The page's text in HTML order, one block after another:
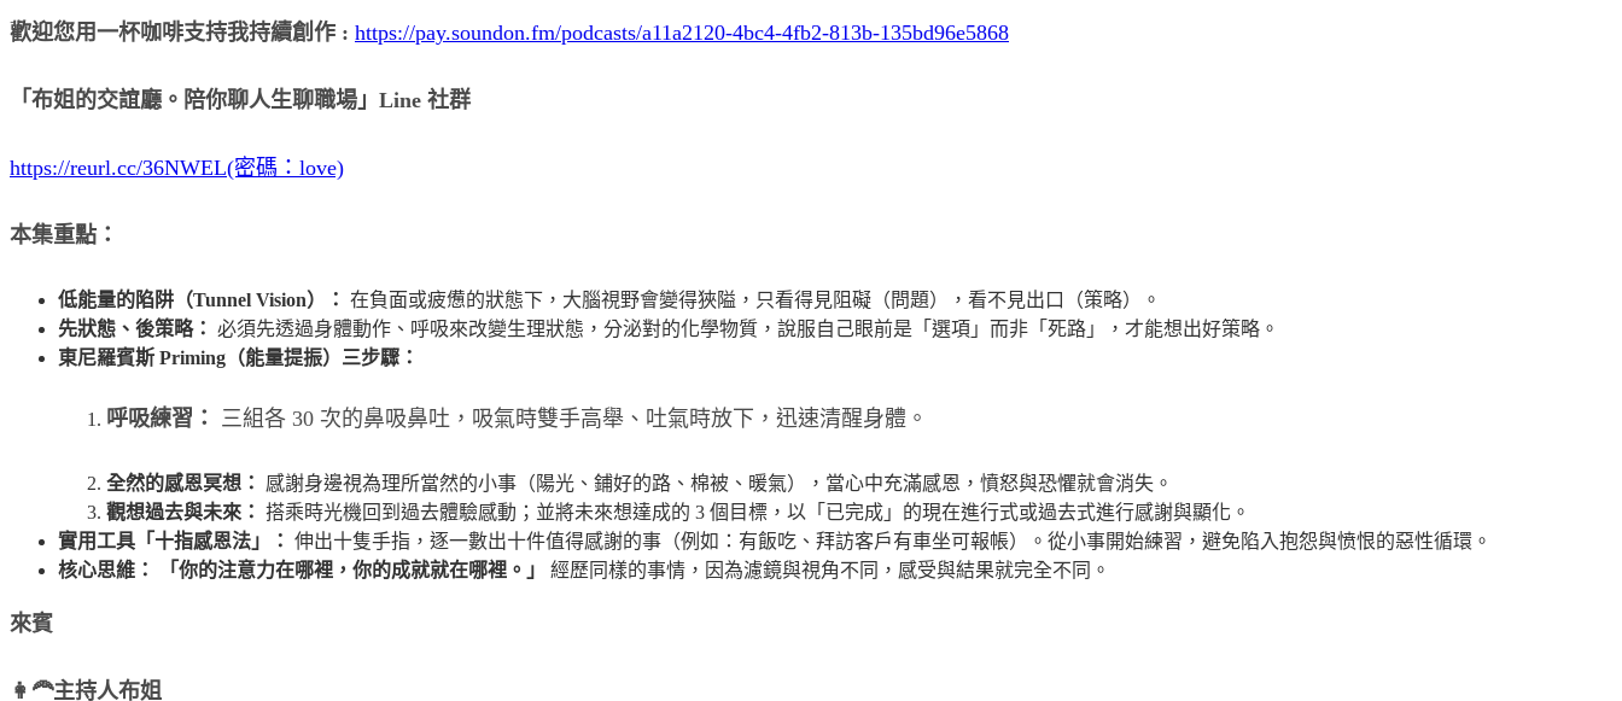
歡迎您用一杯咖啡支持我持續創作 : https://pay.soundon.fm/podcasts/a11a2120-4bc4-4fb2-813b-135bd96e5868
「布姐的交誼廳。陪你聊人生聊職場」Line 社群
https://reurl.cc/36NWEL(密碼：love)
本集重點：
低能量的陷阱（Tunnel Vision）： 在負面或疲憊的狀態下，大腦視野會變得狹隘，只看得見阻礙（問題），看不見出口（策略）。
先狀態、後策略： 必須先透過身體動作、呼吸來改變生理狀態，分泌對的化學物質，說服自己眼前是「選項」而非「死路」，才能想出好策略。
東尼羅賓斯 Priming（能量提振）三步驟：
呼吸練習： 三組各 30 次的鼻吸鼻吐，吸氣時雙手高舉、吐氣時放下，迅速清醒身體。
全然的感恩冥想：
感謝身邊視為理所當然的小事（陽光、鋪好的路、棉被、暖氣），當心中充滿感恩，憤怒與恐懼就會消失。
觀想過去與未來： 搭乘時光機回到過去體驗感動；並將未來想達成的 3 個目標，以「已完成」的現在進行式或過去式進行感謝與顯化。
實用工具「十指感恩法」： 伸出十隻手指，逐一數出十件值得感謝的事（例如：有飯吃、拜訪客戶有車坐可報帳）。從小事開始練習，避免陷入抱怨與愤恨的惡性循環。
核心思維：
「你的注意力在哪裡，你的成就就在哪裡。」 經歷同樣的事情，因為濾鏡與視角不同，感受與結果就完全不同。
來賓
👩‍🦰主持人布姐